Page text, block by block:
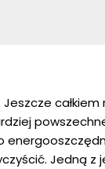
całkiem
Jedną z